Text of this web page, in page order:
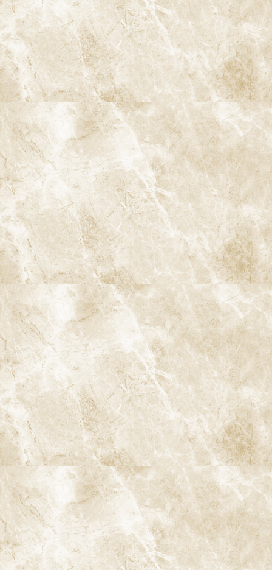
治療メニュー
予防
歯のクリーニングと検査
歯周病治療
むし歯治療
根管治療
親知らずの抜歯
小児歯科
インプラント治療
ストローマンインプラント
ジンヴィ・インプラント
ブリッジ
入れ歯
歯の移植
ホワイトニング
ダイレクトボンディング
白い歯・セラミック治療
審美入れ歯
歯列矯正・矯正治療
小児矯正
インビザライン